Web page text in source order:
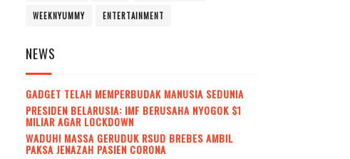
WEEKNYUMMY ENTERTAINMENT
NEWS
GADGET TELAH MEMPERBUDAK MANUSIA SEDUNIA
PRESIDEN BELARUSIA: IMF BERUSAHA NYOGOK $1
MILIAR AGAR LOCKDOWN
WADUH! MASSA GERUDUK RSUD BREBES AMBIL
PAKSA JENAZAH PASIEN CORONA